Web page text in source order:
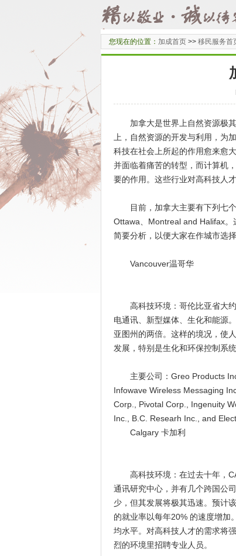
您现在的位置： 加成首页 >> 移民服务首
加拿大是世界上自然资源极其
上，自然资源的开发与利用，为
科技在社会上所起的作用愈来愈
并面临着痛苦的转型，而计算机
要的作用。这些行业对高科技人
目前，加拿大主要有下列七个
Ottawa、Montreal and Halifax。
简要分析，以便大家在作城市选择
Vancouver温哥华
高科技环境：哥伦比亚省大约
电通讯、新型媒体、生化和能源
亚图州的两倍。这样的境况，使
发展，特别是生化和环保控制系
主要公司：Greo Products
Infowave Wireless Messaging
Corp., Pivotal Corp., Ingenuity
Inc., B.C. Researh Inc., and
Calgary 卡加利
高科技环境：在过去十年，
通讯研究中心，并有几个跨国公
少，但其发展将极其迅速。预计
的就业率以每年20% 的速度增加
均水平。对高科技人才的需求将
烈的环境里招聘专业人员。